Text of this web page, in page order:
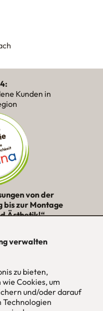
verwalten
zu bieten,
Cookies, um
und/oder darauf
Technologien
Kunden in
von der
bis zur Montage
Ästhetik!“